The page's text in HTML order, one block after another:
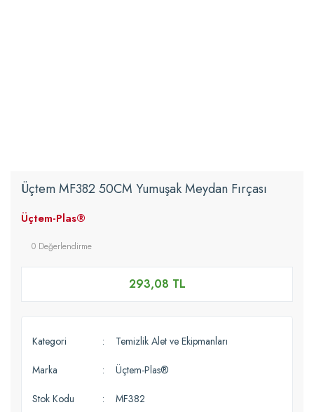
Üçtem MF382 50CM Yumuşak Meydan Fırçası
Üçtem-Plas®
0 Değerlendirme
293,08 TL
Kategori Temizlik Alet ve Ekipmanları
Marka Üçtem-Plas®
Stok Kodu MF382